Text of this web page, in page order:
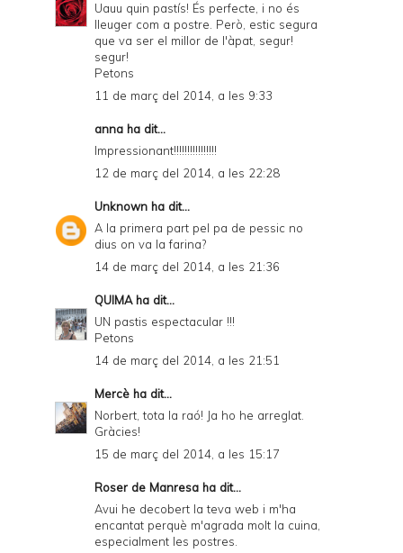
Uauu quin pastís! És perfecte, i no és
lleuger com a postre. Però, estic segura
que va ser el millor de l'àpat, segur!
segur!
Petons
11 de març del 2014, a les 9:33
anna ha dit...
Impressionant!!!!!!!!!!!!!!!!
12 de març del 2014, a les 22:28
Unknown ha dit...
A la primera part pel pa de pessic no
dius on va la farina?
14 de març del 2014, a les 21:36
QUIMAha dit...
UN pastis espectacular !!!
Petons
14 de març del 2014, a les 21:51
Mercè ha dit...
Norbert, tota la raó! Ja ho he arreglat.
Gràcies!
15 de març del 2014, a les 15:17
Roser de Manresa ha dit...
Avui he decobert la teva web i m'ha
encantat perquè m'agrada molt la cuina,
especialment les postres.